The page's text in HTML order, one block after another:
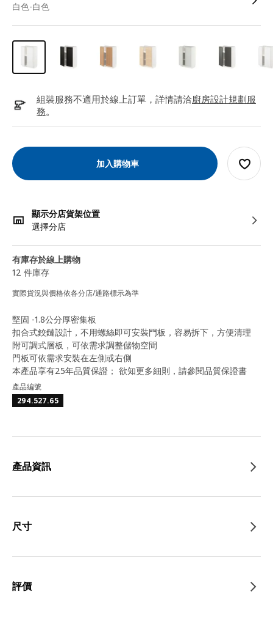
白色-白色
組裝服務不適用於線上訂單，詳情請洽廚房設計規劃服
務。
加入購物車
顯示分店貨架位置
選擇分店
有庫存於線上購物
12 件庫存
實際貨況與價格依各分店/通路標示為準
堅固 -1.8公分厚密集板
扣合式鉸鏈設計，不用螺絲即可安裝門板，容易拆下，方便清理
附可調式層板，可依需求調整儲物空間
門板可依需求安裝在左側或右側
本產品享有25年品質保證； 欲知更多細則，請參閱品質保證書
產品編號
294.527.65
產品資訊
尺寸
評價